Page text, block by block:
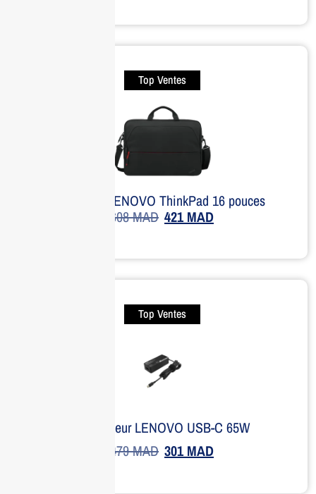
Top Ventes
Sacoche LENOVO ThinkPad 16 pouces
608MAD 421MAD
Top Ventes
Adaptateur LENOVO USB-C 65W
479MAD 301MAD